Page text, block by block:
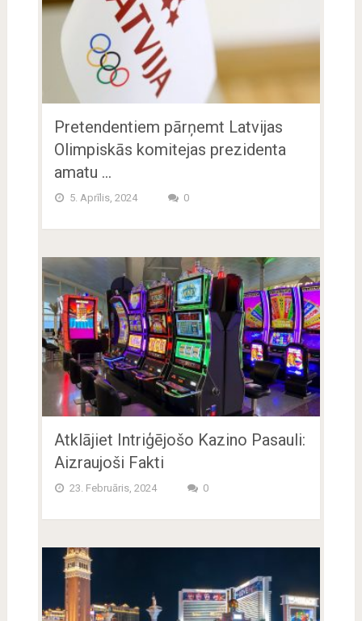
Pretendentiem pārņemt Latvijas
Olimpiskās komitejas prezidenta
amatu …
5. Aprīlis, 2024 0
Atklājiet Intriģējošo Kazino Pasauli:
Aizraujoši Fakti
23. Februāris, 2024 0